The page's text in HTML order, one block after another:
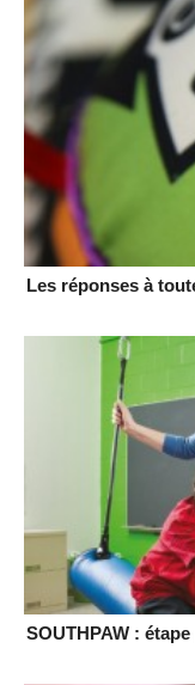
Les réponses à
SOUTHPAW :